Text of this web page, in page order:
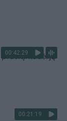
00:42:29kodėl jų
00:21:19